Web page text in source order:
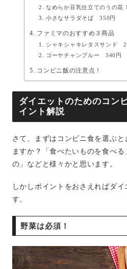
なめらか豆乳仕立てのうの花
小さなサラダそば 350円
ファミマのおすすめ３商品
シャキシャキレタスサンド
ゴーヤチャンプルー 340円
コンビニ飯の注意点！
ダイエットのためのコン
イント解説
さて、まずはコンビニ食を選ぶ
ますか？「食べたいものを食べ
の」などと様々かと思います。
しかしポイントをおさえればダ
す。
野菜は必須！